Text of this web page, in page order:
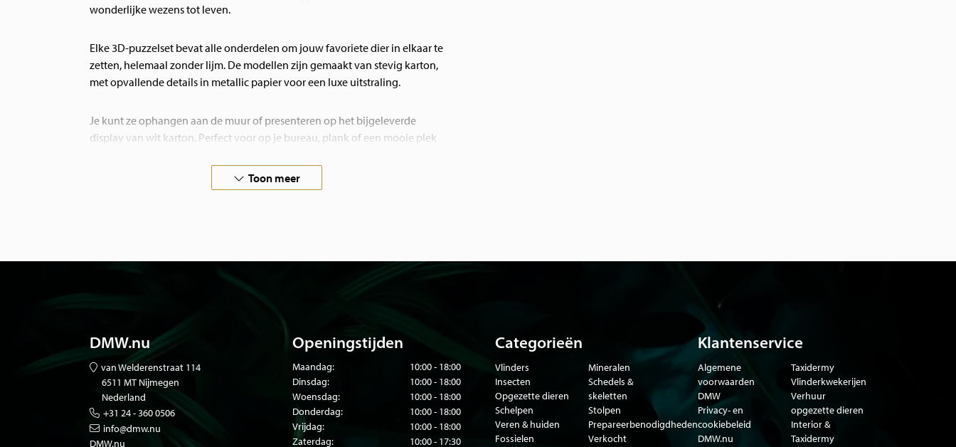
wonderlijke wezens tot leven.
Elke 3D-puzzelset bevat alle onderdelen om jouw favoriete dier in elkaar te
zetten, helemaal zonder lijm. De modellen zijn gemaakt van stevig karton,
met opvallende details in metallic papier voor een luxe uitstraling.
Je kunt ze ophangen aan de muur of presenteren op het bijgeleverde
display van wit karton. Perfect voor op je bureau, plank of een mooie plek
Van glinsterende kevers tot kleurrijke vissen, van sierlijke vogels tot
Toon meer
DMW.nu
van Welderenstraat 114
6511 MT Nijmegen
Nederland
+31 24 - 360 0506
info@dmw.nu
DMW.nu
Openingstijden
Maandag:
10:00 - 18:00
Dinsdag:
10:00 - 18:00
Woensdag:
10:00 - 18:00
Donderdag:
10:00 - 18:00
Vrijdag:
10:00 - 18:00
Zaterdag:
10:00 - 17:30
Categorieën
Vlinders
Insecten
Opgezette dieren
Schelpen
Veren & huiden
Fossielen
Mineralen
Schedels &
skeletten
Stolpen
Prepareerbenodigdheden
Verkocht
Klantenservice
Algemene
voorwaarden
DMW
Privacy- en
cookiebeleid
DMW.nu
Taxidermy
Vlinderkwekerijen
Verhuur
opgezette dieren
Interior &
Taxidermy